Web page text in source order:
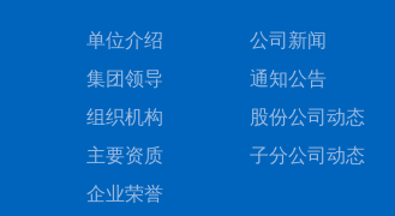
单位介绍
集团领导
组织机构
主要资质
企业荣誉
公司新闻
通知公告
股份公司动态
子分公司动态